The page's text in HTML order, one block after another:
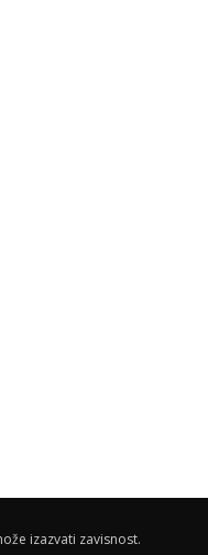
izazvati zavisnost.